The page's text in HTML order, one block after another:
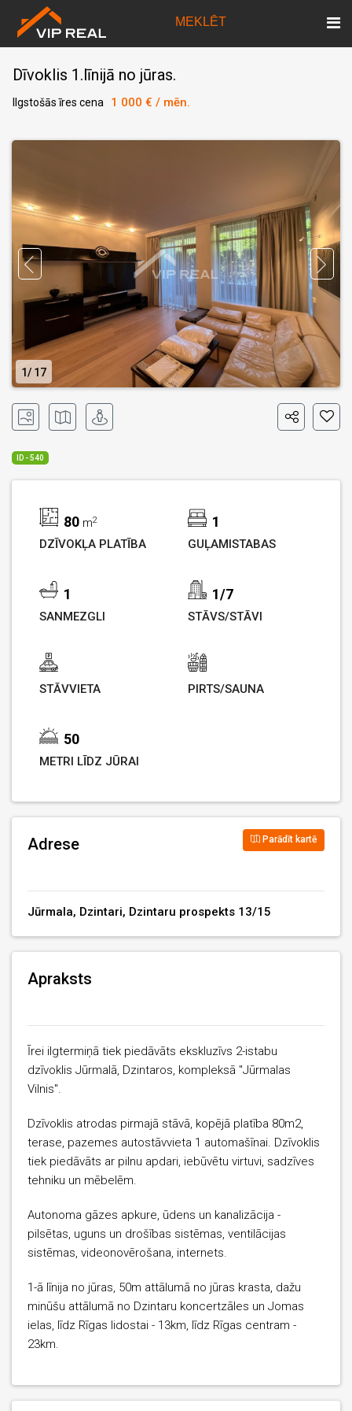
MEKLĒT
Dīvoklis 1.līnijā no jūras.
Ilgstošās īres cena 1 000 € / mēn.
1 17
ID - 540
80 m2
DZĪVOKĻA PLATĪBA
1
GUĻAMISTABAS
1
SANMEZGLI
1/7
STĀVS/STĀVI
STĀVVIETA PIRTS/SAUNA
50
METRI LĪDZ JŪRAI
Adrese Parādīt kartē
Jūrmala, Dzintari, Dzintaru prospekts 13/15
Apraksts
Īrei ilgtermiņā tiek piedāvāts ekskluzīvs 2-istabu
dzīvoklis Jūrmalā, Dzintaros, kompleksā "Jūrmalas
Vilnis".
Dzīvoklis atrodas pirmajā stāvā, kopējā platība 80m2,
terase, pazemes autostāvvieta 1 automašīnai. Dzīvoklis
tiek piedāvāts ar pilnu apdari, iebūvētu virtuvi, sadzīves
tehniku un mēbelēm.
Autonoma gāzes apkure, ūdens un kanalizācija -
pilsētas, uguns un drošības sistēmas, ventilācijas
sistēmas, videonovērošana, internets.
1-ā līnija no jūras, 50m attālumā no jūras krasta, dažu
minūšu attālumā no Dzintaru koncertzāles un Jomas
ielas, līdz Rīgas lidostai - 13km, līdz Rīgas centram -
23km.